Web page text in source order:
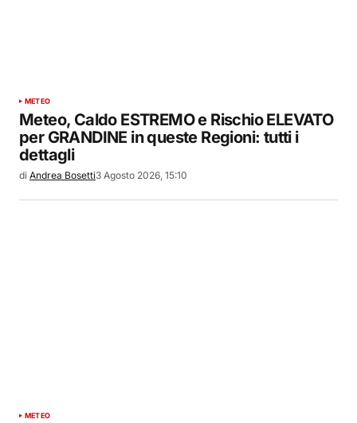
METEO
Meteo, Caldo ESTREMO e Rischio ELEVATO
per GRANDINE in queste Regioni: tutti i
dettagli
di Andrea Bosetti3 Agosto 2026, 15:10
METEO